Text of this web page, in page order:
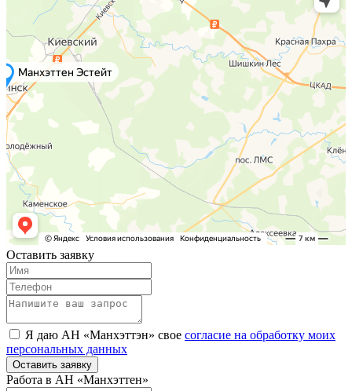
Оставить заявку
Я даю АН «Манхэттэн» свое согласие на обработку моих
персональных данных
Оставить заявку
Работа в АН «Манхэттен»